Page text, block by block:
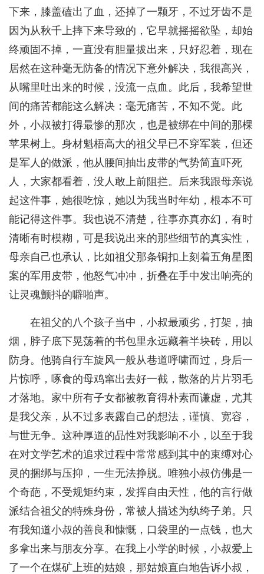
下来，膝盖磕出了血，还掉了一颗牙，不过牙齿不是
因为从秋千上摔下来导致的，它早就摇摇欲坠，却始
终顽固不掉，一直没有胆量拔出来，只好忍着，现在
居然在这种毫无防备的情况下意外解决，我很高兴，
从嘴里吐出来的时候，没流一点血。此后，我希望世
间的痛苦都能这么解决：毫无痛苦，不知不觉。此
外，小叔被打得最惨的那次，也是被绑在中间的那棵
苹果树上。身材魁梧高大的祖父早已不穿军装，但还
是军人的做派，他从腰间抽出皮带的气势简直吓死
人，大家都看着，没人敢上前阻拦。后来我跟母亲说
起这件事，她很吃惊，她以为我当时年幼，根本不可
能记得这件事。我也说不清楚，往事亦真亦幻，有时
清晰有时模糊，可是我说出来的那些细节的真实性，
母亲自己也承认，比如祖父那条铜扣上刻着五角星图
案的军用皮带，他怒气冲冲，折叠在手中发出响亮的
让灵魂颤抖的噼啪声。
在祖父的八个孩子当中，小叔最顽劣，打架，抽
烟，脖子底下晃荡着的书包里永远藏着半块砖，用以
防身。他骑自行车旋风一般从巷道呼啸而过，身后一
片惊呼，啄食的母鸡窜出去好一截，散落的片片羽毛
才落地。家中所有子女都被教育得朴素而谦虚，尤其
是我父亲，从不过多表露自己的想法，谨慎、宽容，
与世无争。这种厚道的品性对我影响不小，以至于我
在对文学艺术的追求过程中常常感到其中的束缚对心
灵的捆绑与压抑，一生无法挣脱。唯独小叔仿佛是一
个奇葩，不受规矩约束，发挥自由天性，他的言行做
派结合祖父的特殊身份，常被人描述为纨绔子弟。只
有我知道小叔的善良和慷慨，口袋里的一点钱，也大
多拿出来与朋友分享。在我上小学的时候，小叔爱上
了一个在煤矿上班的姑娘，那姑娘直白地告诉小叔，